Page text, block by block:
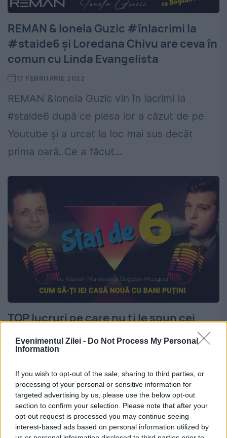
Evenimentul Zilei - Do Not Process My Personal
Information
If you wish to opt-out of the sale, sharing to third parties, or
processing of your personal or sensitive information for
targeted advertising by us, please use the below opt-out
section to confirm your selection. Please note that after your
opt-out request is processed you may continue seeing
interest-based ads based on personal information utilized by
REMAN & Ionela Guzic #înlacrimi la
#staide6 și Loredana Chivu are ceva în
comun cu Linda Evangelista
17 FEBRUARIE 2022
REMAN &Ionela Guzic vin în lacrimi la
#staide6 după ce piesa lor a căzut de pe
Youtube și a urcat la loc mai sus decât
prima oară. Ce a făcut...
TOP lucruri pe care nu ți le spun cei
care vând case #staide6 #imopedia
#podcast #caseieftine
Cine nu și-a luat o casă nu are de unde să
știe cât de greu e. Prețuri supraevaluate,
probleme de calitate a construcției,